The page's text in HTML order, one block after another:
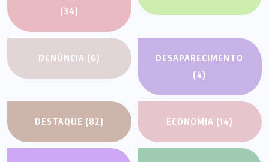
(34)
DENÚNCIA (6)
DESAPARECIMENTO
(4)
DESTAQUE (82) ECONOMIA (14)